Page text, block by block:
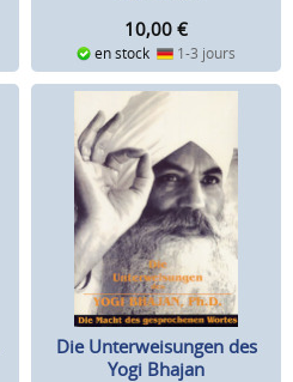
10,00 €
en stock 1-3 jours
Die Unterweisungen des
Yogi Bhajan